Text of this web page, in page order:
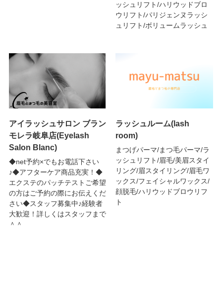
ッシュリフト/ハリウッドブロ
ウリフト/パリジェンヌラッシ
ュリフト/ボリュームラッシュ
アイラッシュサロン ブラン
モレラ岐阜店(Eyelash
Salon Blanc)
◆net予約×でもお電話下さい
♪◆アフターケア商品充実！◆
エクステのパッチテストご希望
の方はご予約の際にお伝えくだ
さい◆スタッフ募集中♪経験者
大歓迎！詳しくはスタッフまで
＾＾
ラッシュルーム(lash
room)
まつげパーマ/まつ毛パーマ/ラ
ッシュリフト/眉毛/美眉スタイ
リング/眉スタイリング/眉毛ワ
ックス/フェイシャルワックス/
顔脱毛/ハリウッドブロウリフ
ト